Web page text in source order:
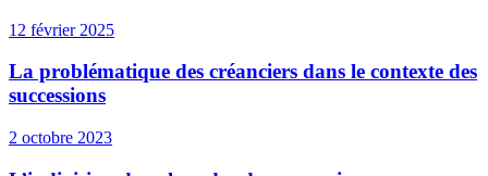
12 février 2025
La problématique des créanciers dans le contexte des
successions
2 octobre 2023